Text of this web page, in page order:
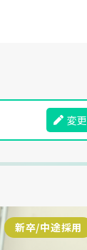
変更
新卒/中途採用